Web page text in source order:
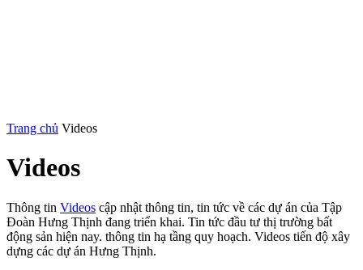
Trang chủ Videos
Videos
Thông tin Videos cập nhật thông tin, tin tức về các dự án của Tập
Đoàn Hưng Thịnh đang triển khai. Tin tức đầu tư thị trường bất
động sản hiện nay. thông tin hạ tầng quy hoạch. Videos tiến độ xây
dựng các dự án Hưng Thịnh.